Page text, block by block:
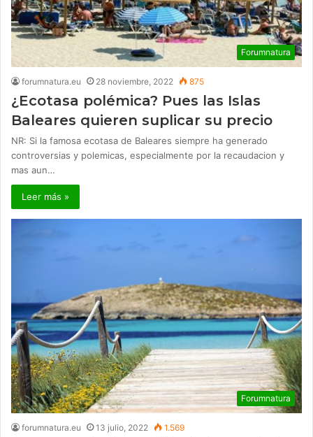
Forumnatura
forumnatura.eu 28 noviembre, 2022 875
¿Ecotasa polémica? Pues las Islas
Baleares quieren suplicar su precio
NR: Si la famosa ecotasa de Baleares siempre ha generado
controversias y polemicas, especialmente por la recaudacion y
mas aun…
Leer más »
Forumnatura
forumnatura.eu 13 julio, 2022 1.569